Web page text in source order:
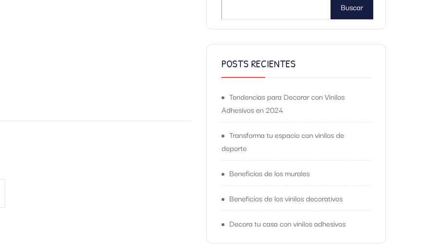
Buscar
POSTS RECIENTES
Tendencias para Decorar con Vinilos
Adhesivos en 2024
Transforma tu espacio con vinilos de
deporte
Beneficios de los murales
Beneficios de los vinilos decorativos
Decora tu casa con vinilos adhesivos